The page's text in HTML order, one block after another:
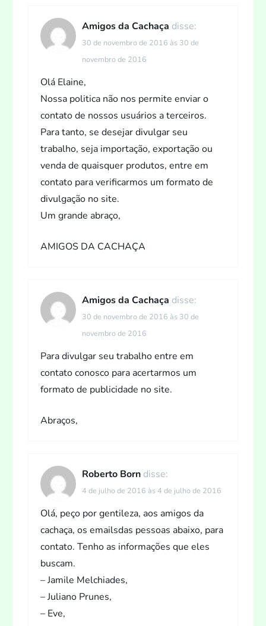
Amigos da Cachaça disse:
30 de novembro de 2016 às 30 de
novembro de 2016
Olá Elaine,
Nossa politica não nos permite enviar o
contato de nossos usuários a terceiros.
Para tanto, se desejar divulgar seu
trabalho, seja importação, exportação ou
venda de quaisquer produtos, entre em
contato para verificarmos um formato de
divulgação no site.
Um grande abraço,
AMIGOS DA CACHAÇA
Amigos da Cachaça disse:
30 de novembro de 2016 às 30 de
novembro de 2016
Para divulgar seu trabalho entre em
contato conosco para acertarmos um
formato de publicidade no site.
Abraços,
Roberto Born disse:
4 de julho de 2016 às 4 de julho de 2016
Olá, peço por gentileza, aos amigos da
cachaça, os emailsdas pessoas abaixo, para
contato. Tenho as informações que eles
buscam.
– Jamile Melchiades,
– Juliano Prunes,
– Eve,